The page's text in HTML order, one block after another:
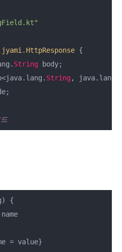
jyami . HttpResponse {
String body;
String, java.lang.
{
= value}